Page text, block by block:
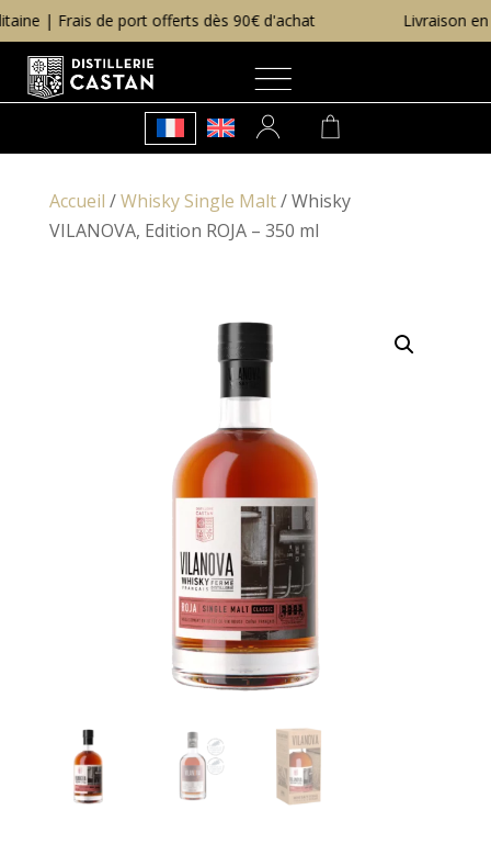
| Frais de port offerts dès 90€ d'achat Livraison en
Accueil /Whisky Single Malt/ Whisky
VILANOVA, Edition ROJA – 350 ml